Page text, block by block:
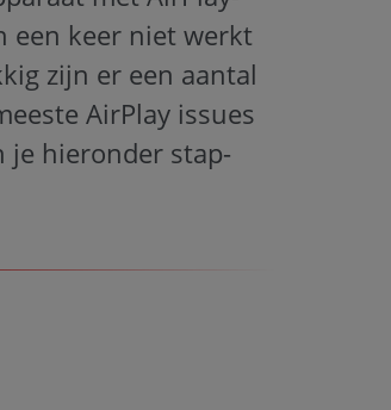
een keer niet werkt
zijn er een aantal
AirPlay issues
je hieronder stap-